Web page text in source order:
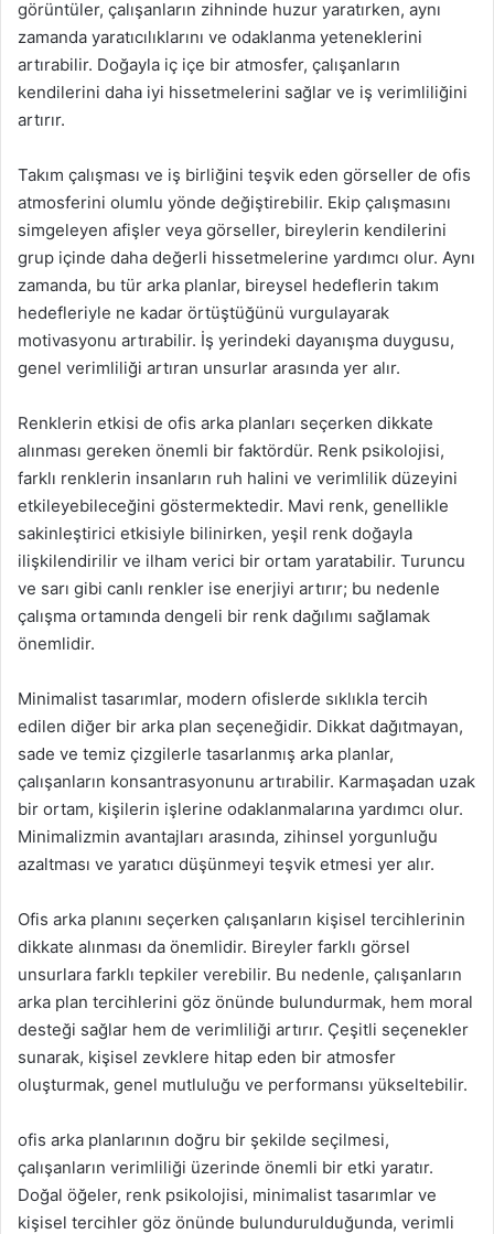
görüntüler, çalışanların zihninde huzur yaratırken, aynı
zamanda yaratıcılıklarını ve odaklanma yeteneklerini
artırabilir. Doğayla iç içe bir atmosfer, çalışanların
kendilerini daha iyi hissetmelerini sağlar ve iş verimliliğini
artırır.
Takım çalışması ve iş birliğini teşvik eden görseller de ofis
atmosferini olumlu yönde değiştirebilir. Ekip çalışmasını
simgeleyen afişler veya görseller, bireylerin kendilerini
grup içinde daha değerli hissetmelerine yardımcı olur. Aynı
zamanda, bu tür arka planlar, bireysel hedeflerin takım
hedefleriyle ne kadar örtüştüğünü vurgulayarak
motivasyonu artırabilir. İş yerindeki dayanışma duygusu,
genel verimliliği artıran unsurlar arasında yer alır.
Renklerin etkisi de ofis arka planları seçerken dikkate
alınması gereken önemli bir faktördür. Renk psikolojisi,
farklı renklerin insanların ruh halini ve verimlilik düzeyini
etkileyebileceğini göstermektedir. Mavi renk, genellikle
sakinleştirici etkisiyle bilinirken, yeşil renk doğayla
ilişkilendirilir ve ilham verici bir ortam yaratabilir. Turuncu
ve sarı gibi canlı renkler ise enerjiyi artırır; bu nedenle
çalışma ortamında dengeli bir renk dağılımı sağlamak
önemlidir.
Minimalist tasarımlar, modern ofislerde sıklıkla tercih
edilen diğer bir arka plan seçeneğidir. Dikkat dağıtmayan,
sade ve temiz çizgilerle tasarlanmış arka planlar,
çalışanların konsantrasyonunu artırabilir. Karmaşadan uzak
bir ortam, kişilerin işlerine odaklanmalarına yardımcı olur.
Minimalizmin avantajları arasında, zihinsel yorgunluğu
azaltması ve yaratıcı düşünmeyi teşvik etmesi yer alır.
Ofis arka planını seçerken çalışanların kişisel tercihlerinin
dikkate alınması da önemlidir. Bireyler farklı görsel
unsurlara farklı tepkiler verebilir. Bu nedenle, çalışanların
arka plan tercihlerini göz önünde bulundurmak, hem moral
desteği sağlar hem de verimliliği artırır. Çeşitli seçenekler
sunarak, kişisel zevklere hitap eden bir atmosfer
oluşturmak, genel mutluluğu ve performansı yükseltebilir.
ofis arka planlarının doğru bir şekilde seçilmesi,
çalışanların verimliliği üzerinde önemli bir etki yaratır.
Doğal öğeler, renk psikolojisi, minimalist tasarımlar ve
kişisel tercihler göz önünde bulundurulduğunda, verimli